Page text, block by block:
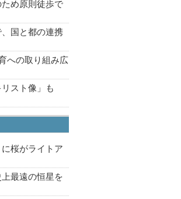
め原則徒歩で
国と都の連携
への取り組み広
スト像」も
桜がライトア
最遠の恒星を